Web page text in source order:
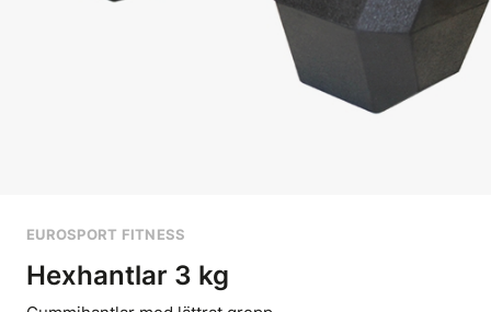
EUROSPORT FITNESS
Hexhantlar 3 kg